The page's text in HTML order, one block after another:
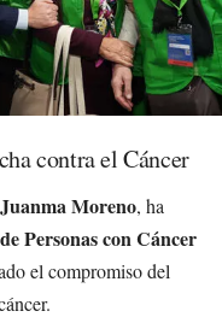
contra el Cáncer
Juanma Moreno, ha
Personas con Cáncer
el compromiso del